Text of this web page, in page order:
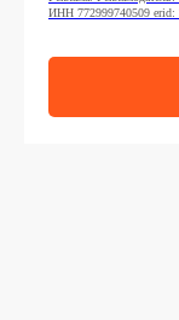
ИНН 772999740509 erid: